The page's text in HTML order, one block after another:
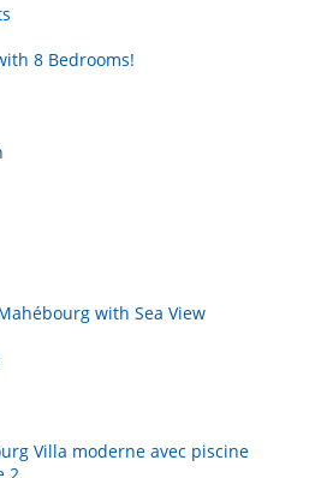
8 Bedrooms!
with Sea View
Villa moderne avec piscine